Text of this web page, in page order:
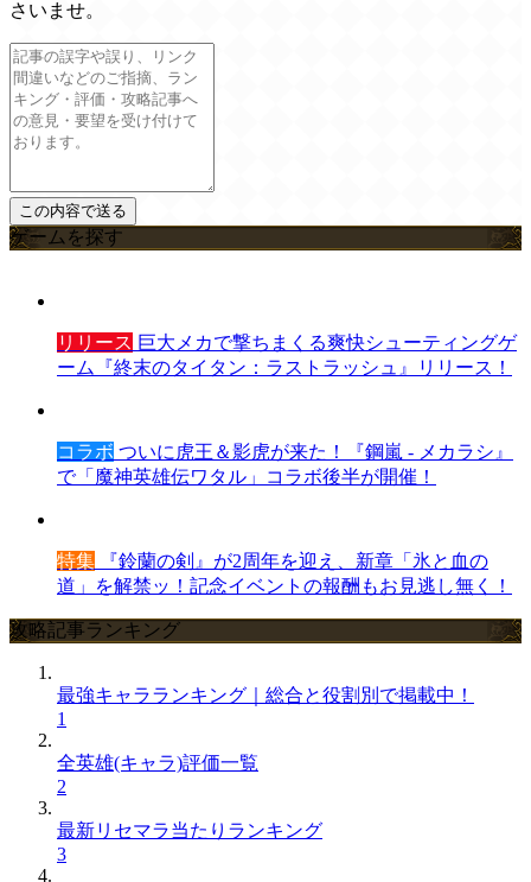
さいませ。
ゲームを探す
リリース 巨大メカで撃ちまくる爽快シューティングゲ
ーム『終末のタイタン：ラストラッシュ』リリース！
コラボ ついに虎王＆影虎が来た！『鋼嵐 - メカラシ』
で「魔神英雄伝ワタル」コラボ後半が開催！
特集 『鈴蘭の剣』が2周年を迎え、新章「氷と血の
道」を解禁ッ！記念イベントの報酬もお見逃し無く！
攻略記事ランキング
最強キャラランキング｜総合と役割別で掲載中！
1
全英雄(キャラ)評価一覧
2
最新リセマラ当たりランキング
3